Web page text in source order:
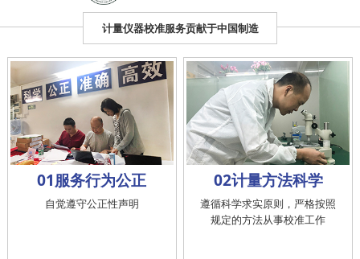
计量仪器校准服务贡献于中国制造
01服务行为公正
自觉遵守公正性声明
02计量方法科学
遵循科学求实原则，严格按照
规定的方法从事校准工作